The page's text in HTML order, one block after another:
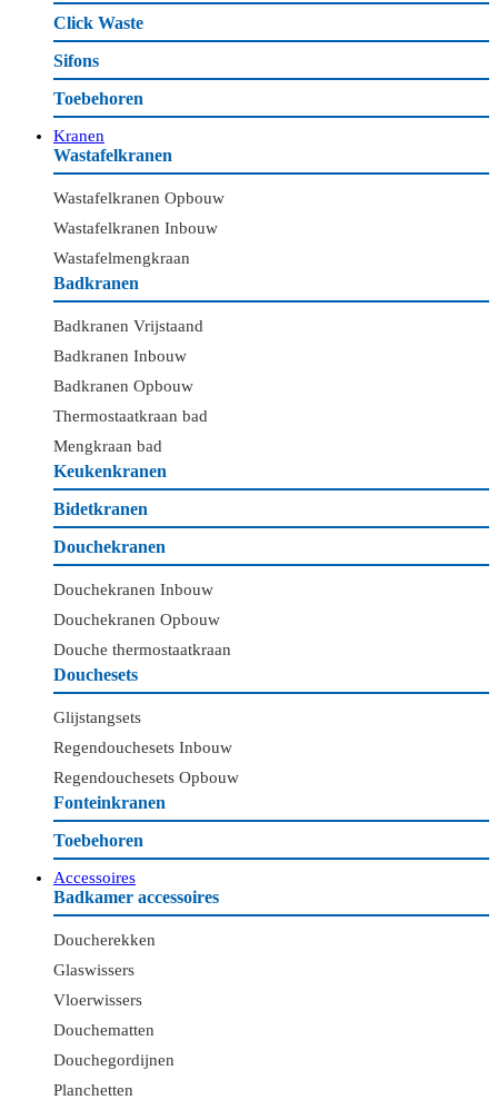
Click Waste
Sifons
Toebehoren
Kranen
Wastafelkranen
Wastafelkranen Opbouw
Wastafelkranen Inbouw
Wastafelmengkraan
Badkranen
Badkranen Vrijstaand
Badkranen Inbouw
Badkranen Opbouw
Thermostaatkraan bad
Mengkraan bad
Keukenkranen
Bidetkranen
Douchekranen
Douchekranen Inbouw
Douchekranen Opbouw
Douche thermostaatkraan
Douchesets
Glijstangsets
Regendouchesets Inbouw
Regendouchesets Opbouw
Fonteinkranen
Toebehoren
Accessoires
Badkamer accessoires
Doucherekken
Glaswissers
Vloerwissers
Douchematten
Douchegordijnen
Planchetten